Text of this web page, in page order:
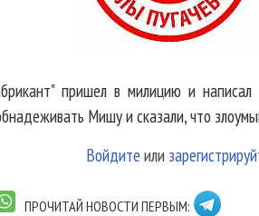
пришел в милицию и написал
Мишу и сказали, что
Войдите или
ПРОЧИТАЙ НОВОСТИ ПЕРВЫМ: